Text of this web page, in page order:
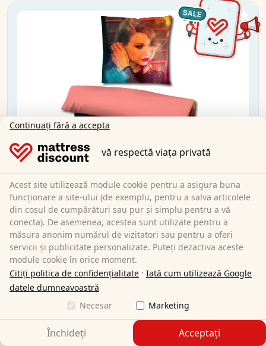
Lenjerie de pat Castell microfibră reversibilă
Taylor Swift de Sid Maurer 155x220 + 80x80 cm
Sale: 139,00 RON 79,00 RON
Continuați fără a accepta
vă respectă viața privată
Acest site utilizează module cookie pentru a asigura buna
funcționare a site-ului (de exemplu, pentru a salva articolele
din coșul de cumpărături sau pur și simplu pentru a vă
conecta). De asemenea, acestea sunt utilizate pentru a
măsura anonim numărul de vizitatori sau pentru a oferi
servicii și publicitate personalizate. Puteți dezactiva aceste
module cookie în orice moment.
Citiți politica de confidențialitate · Iată cum utilizează Google
datele dumneavoastră
Necesar
Marketing
Închideți Acceptați